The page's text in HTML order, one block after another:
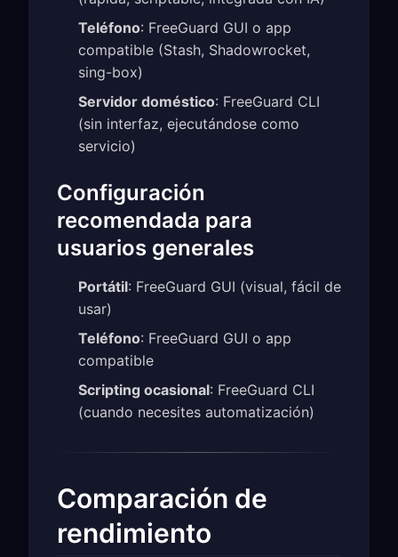
Teléfono: FreeGuard GUI o app
compatible (Stash, Shadowrocket,
sing-box)
Servidor doméstico: FreeGuard CLI
(sin interfaz, ejecutándose como
servicio)
Configuración
recomendada para
usuarios generales
Portátil: FreeGuard GUI (visual, fácil de
usar)
Teléfono: FreeGuard GUI o app
compatible
Scripting ocasional: FreeGuard CLI
(cuando necesites automatización)
Comparación de
rendimiento